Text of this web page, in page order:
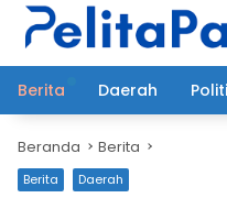
Langsung
Berita
Daerah
Beranda Berita
Berita Daerah